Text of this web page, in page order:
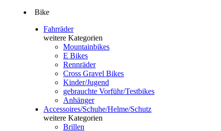
Bike
Fahrräder
weitere Kategorien
Mountainbikes
E Bikes
Rennräder
Cross Gravel Bikes
Kinder/Jugend
gebrauchte Vorführ/Testbikes
Anhänger
Accessoires/Schuhe/Helme/Schutz
weitere Kategorien
Brillen